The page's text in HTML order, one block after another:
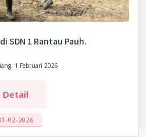
SDN 1 Rantau Pauh.
1 Februari 2026
Detail
02-2026